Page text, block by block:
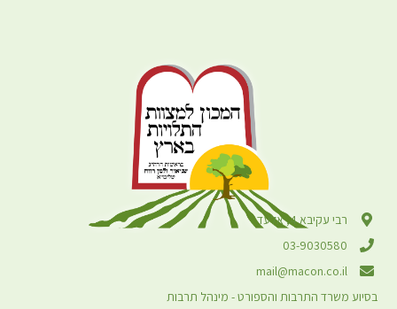
רבי עקיבא 4, אלעד
03-9030580
mail@macon.co.il
בסיוע משרד התרבות והספורט - מינהל תרבות